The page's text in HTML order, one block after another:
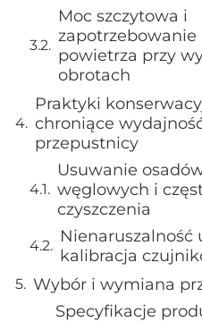
Moc szczytowa i
zapotrzebowanie
powietrza przy
obrotach
Praktyki
chroniące
przepustnicy
Usuwanie
węglowych i
czyszczenia
Nienaruszalność
kalibracja
Wybór i wymiana
Specyfikacje